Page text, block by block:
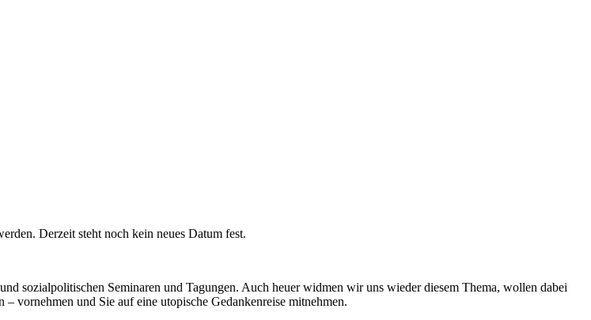
Derzeit steht noch kein neues Datum fest.
sozialpolitischen Seminaren und Tagungen. Auch heuer widmen wir uns wieder diesem Thema, wollen dabei
vornehmen und Sie auf eine utopische Gedankenreise mitnehmen.